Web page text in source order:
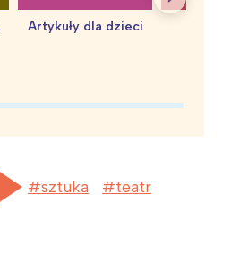
Artykuły dla dzieci
sztuka teatr